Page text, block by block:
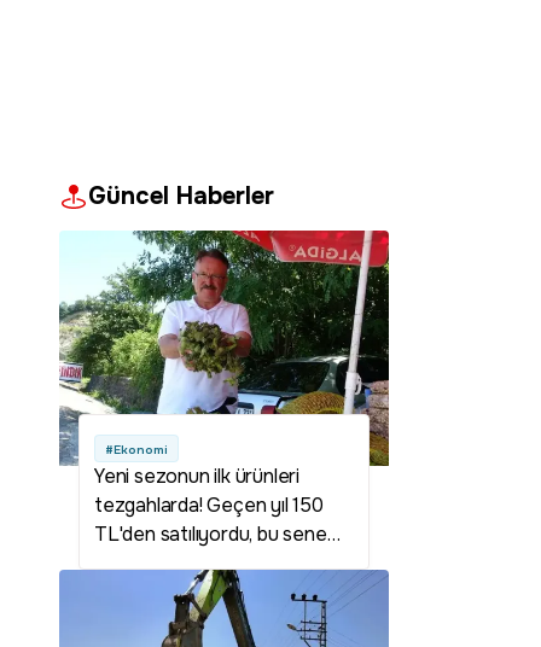
Güncel Haberler
#Ekonomi
Yeni sezonun ilk ürünleri
tezgahlarda! Geçen yıl 150
TL'den satılıyordu, bu sene